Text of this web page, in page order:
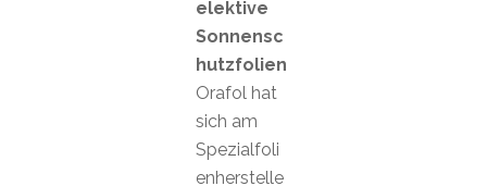
elektive
Sonnensc
hutzfolien
Orafol hat
sich am
Spezialfoli
enherstelle